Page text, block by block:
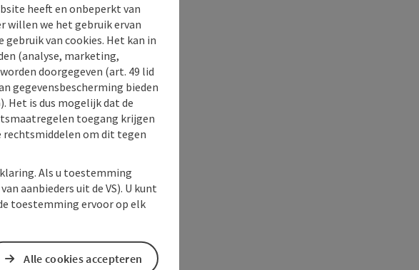
heeft en onbeperkt van
willen we het gebruik ervan
van cookies. Het kan in
(analyse, marketing,
doorgegeven (art. 49 lid
gegevensbescherming bieden
Het is dus mogelijk dat de
toegang krijgen
om dit tegen
Als u toestemming
aanbieders uit de VS). U kunt
toestemming ervoor op elk
Alle cookies accepteren